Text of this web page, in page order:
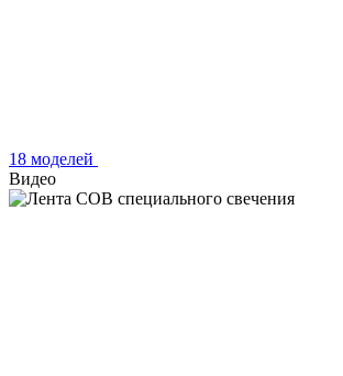
18 моделей
Видео